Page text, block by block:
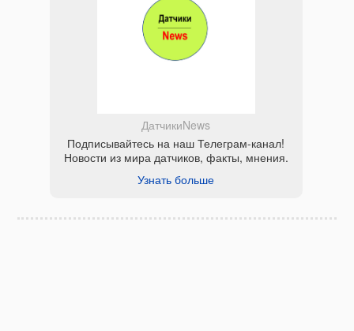
ДатчикиNews
Подписывайтесь на наш Телеграм-канал!
Новости из мира датчиков, факты, мнения.
Узнать больше